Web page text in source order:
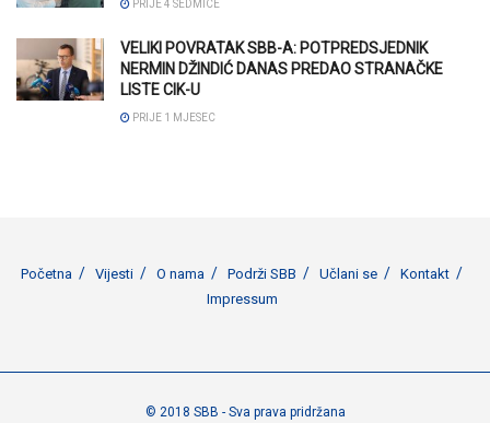
PRIJE 4 SEDMICE
VELIKI POVRATAK SBB-A: POTPREDSJEDNIK
NERMIN DŽINDIĆ DANAS PREDAO STRANAČKE
LISTE CIK-U
PRIJE 1 MJESEC
Početna Vijesti O nama Podrži SBB Učlani se
Kontakt
Impressum
© 2018 SBB - Sva prava pridržana